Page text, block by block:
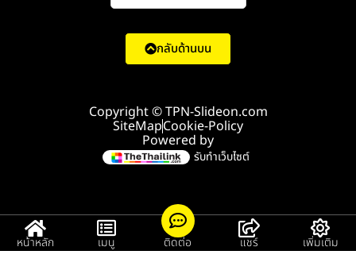
Copyright © TPN-Slideon.com
SiteMapCookie-Policy
Powered by
รับทำเว็บไซต์
กลับด้านบน
หน้าหลัก เมนู ติดต่อ แชร์ เพิ่มเติม